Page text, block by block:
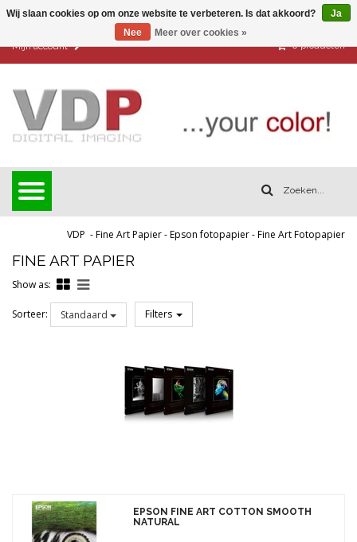
Mijn account 0 producten
VDP -Fine Art Papier-Epson fotopapier-Fine Art Fotopapier
FINE ART PAPIER
Show as:
Sorteer: Standaard Filters
EPSON FINE ART COTTON SMOOTH
NATURAL
Wij slaan cookies op om onze website te verbeteren. Is dat akkoord?
Ja
Nee
Meer over cookies »